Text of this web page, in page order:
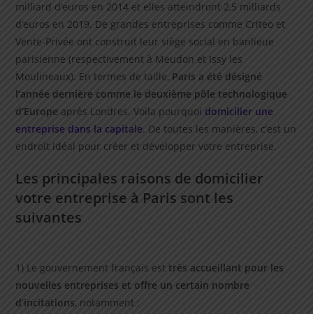
milliard d’euros en 2014 et elles atteindront 2,5 milliards
d’euros en 2019. De grandes entreprises comme Criteo et
Vente-Privée ont construit leur siège social en banlieue
parisienne (respectivement à Meudon et Issy les
Moulineaux). En termes de taille, Paris a été désigné
l’année dernière comme le deuxième pôle technologique
d’Europe après Londres. Voila pourquoi domicilier une
entreprise dans la capitale. De toutes les manières, c’est un
endroit idéal pour créer et développer votre entreprise.
Les principales raisons de domicilier
votre entreprise à Paris sont les
suivantes
1) Le gouvernement français est très accueillant pour les
nouvelles entreprises et offre un certain nombre
d’incitations, notamment :